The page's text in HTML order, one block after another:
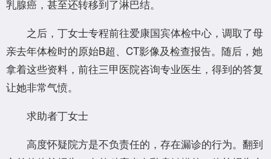
乳腺癌，甚至还转移到了淋巴结。
之后，丁女士专程前往爱康国宾体检中心，调取了母
亲去年体检时的原始B超、CT影像及检查报告。随后，她
拿着这些资料，前往三甲医院咨询专业医生，得到的答复
让她非常气愤。
求助者丁女士
高度怀疑院方是不负责任的，存在漏诊的行为。翻到